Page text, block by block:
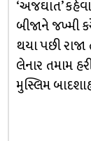
‘અજઘાત’
બીજાને જખ્મી
થયા પછી
લેનાર તમામ
મુસ્લિમ